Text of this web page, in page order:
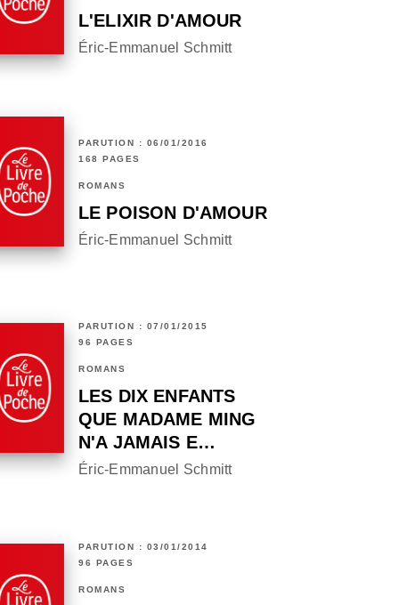
L'ELIXIR D'AMOUR
Éric-Emmanuel Schmitt
PARUTION : 06/01/2016
168 PAGES
ROMANS
LE POISON D'AMOUR
Éric-Emmanuel Schmitt
PARUTION : 07/01/2015
96 PAGES
ROMANS
LES DIX ENFANTS
QUE MADAME MING
N'A JAMAIS E…
Éric-Emmanuel Schmitt
PARUTION : 03/01/2014
96 PAGES
ROMANS